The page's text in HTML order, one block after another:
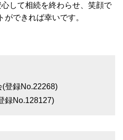
して相続を終わらせ、笑顔で
できれば幸いです。
(登録No.22268)
録No.128127)